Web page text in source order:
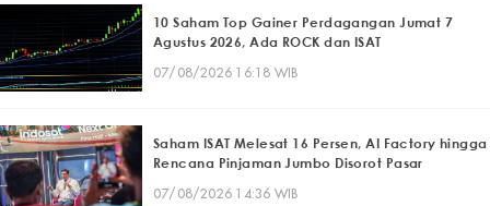
10 Saham Top Gainer Perdagangan Jumat 7
Agustus 2026, Ada ROCK dan ISAT
07/08/2026 16:18 WIB
Saham ISAT Melesat 16 Persen, AI Factory hingga
Rencana Pinjaman Jumbo Disorot Pasar
07/08/2026 14:36 WIB